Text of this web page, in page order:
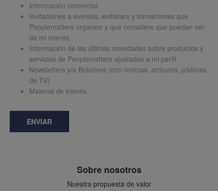
Información comercial.
Invitaciones a eventos, webinars y formaciones que
Peoplematters organice y que considere que puedan ser
de mi interés.
Información de las últimas novedades sobre productos y
servicios de Peoplematters ajustados a mi perfil.
Newsletters y/o Boletines (con noticias, artículos, píldoras
de TV)
Material de interés.
ENVIAR
Sobre nosotros
Nuestra propuesta de valor